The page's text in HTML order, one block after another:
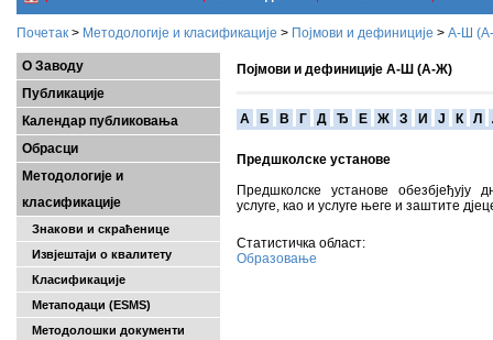
Почетак > Методологије и класификације > Појмови и дефиниције > А-Ш
О Заводу
Публикације
Календар публиковања
Обрасци
Методологије и
класификације
Знакови и скраћенице
Извјештаји о квалитету
Класификације
Метаподаци (ESMS)
Методолошки документи
Појмови и дефиниције А-Ш (А-Ж)
A Б В Г Д Ђ Е Ж З И Ј К Л
Предшколске установе
Предшколске установе обезбјеђују
услуге, као и услуге његе и заштите
Статистичка област:
Образовање